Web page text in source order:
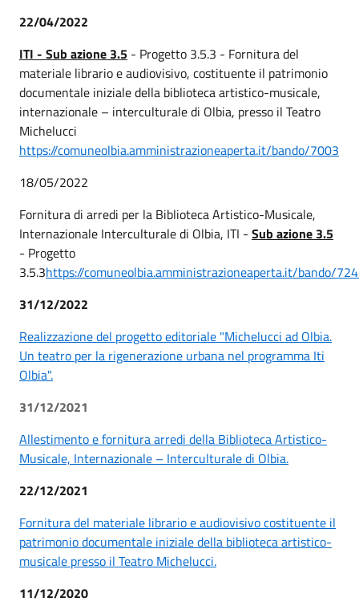
22/04/2022
ITI - Sub azione 3.5 - Progetto 3.5.3 - Fornitura del
materiale librario e audiovisivo, costituente il patrimonio
documentale iniziale della biblioteca artistico-musicale,
internazionale – interculturale di Olbia, presso il Teatro
Michelucci
https://comuneolbia.amministrazioneaperta.it/bando/7003
18/05/2022
Fornitura di arredi per la Biblioteca Artistico-Musicale,
Internazionale Interculturale di Olbia, ITI - Sub azione 3.5
- Progetto
3.5.3https://comuneolbia.amministrazioneaperta.it/bando/
31/12/2022
Realizzazione del progetto editoriale "Michelucci ad Olbia.
Un teatro per la rigenerazione urbana nel programma Iti
Olbia".
31/12/2021
Allestimento e fornitura arredi della Biblioteca Artistico-
Musicale, Internazionale – Interculturale di Olbia.
22/12/2021
Fornitura del materiale librario e audiovisivo costituente il
patrimonio documentale iniziale della biblioteca artistico-
musicale presso il Teatro Michelucci.
11/12/2020